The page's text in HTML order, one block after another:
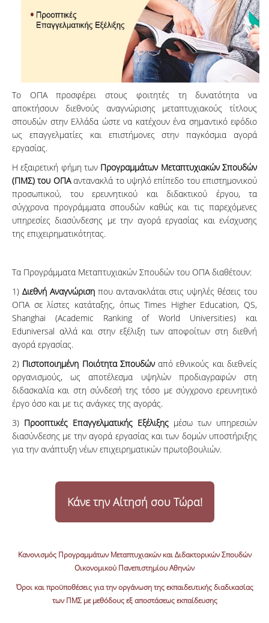
Το ΟΠΑ προσφέρει στους φοιτητές τη δυνατότητα να
αποκτήσουν διεθνούς αναγνώρισης μεταπτυχιακούς τίτλους
σπουδών στην Ελλάδα ώστε να κατέχουν ένα σημαντικό εφόδιο
ως επαγγελματίες και επιστήμονες στην παγκόσμια αγορά
εργασίας.
Η εξαιρετική φήμη των Προγραμμάτων Μεταπτυχιακών Σπουδών
(ΠΜΣ) του ΟΠΑαντανακλά το υψηλό επίπεδο του επιστημονικού
προσωπικού, του ερευνητικού και διδακτικού έργου, τα
σύγχρονα προγράμματα σπουδών καθώς και τις παρεχόμενες
υπηρεσίες διασύνδεσης με την αγορά εργασίας και ενίσχυσης
της επιχειρηματικότητας.
Τα Προγράμματα Μεταπτυχιακών Σπουδών του ΟΠΑ διαθέτουν:
1) Διεθνή Αναγνώρισηπου αντανακλάται στις υψηλές θέσεις του
ΟΠΑ σε λίστες κατάταξης, όπως Times Higher Education, QS,
Shanghai (Academic Ranking of World Universities) και
Eduniversal αλλά και στην εξέλιξη των αποφοίτων στη διεθνή
αγορά εργασίας.
2) Πιστοποιημένη Ποιότητα Σπουδώναπό εθνικούς και διεθνείς
οργανισμούς, ως αποτέλεσμα υψηλών προδιαγραφών στη
διδασκαλία και στη σύνδεσή της τόσο με σύγχρονο ερευνητικό
έργο όσο και με τις ανάγκες της αγοράς.
3) Προοπτικές Επαγγελματικής Εξέλιξης μέσω των υπηρεσιών
διασύνδεσης με την αγορά εργασίας και των δομών υποστήριξης
για την ανάπτυξη νέων επιχειρηματικών πρωτοβουλιών.
Κάνε την Aίτησή σου Tώρα!
Κανονισμός Προγραμμάτων Μεταπτυχιακών και Διδακτορικών Σπουδών
Οικονομικού Πανεπιστημίου Αθηνών
Όροι και προϋποθέσεις για την οργάνωση της εκπαιδευτικής διαδικασίας
των ΠΜΣ με μεθόδους εξ αποστάσεως εκπαίδευσης